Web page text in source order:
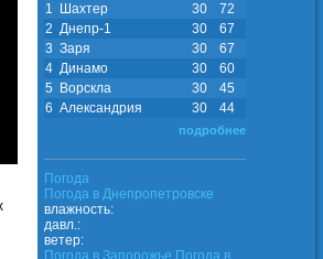
1
Шахтер 30
72
2 Днепр-1 30
67
3 Заря 30
67
4 Динамо 30
60
5
Ворскла 30
45
6 Александрия 30 44
подробнее
Погода
Погода в Днепропетровске
влажность:
давл.:
ветер:
Погода в Запорожье Погода в